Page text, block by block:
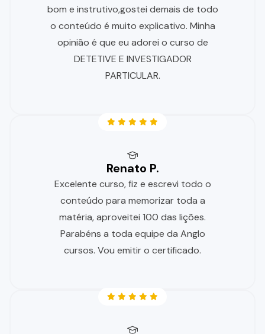
bom e instrutivo,gostei demais de todo
o conteúdo é muito explicativo. Minha
opinião é que eu adorei o curso de
DETETIVE E INVESTIGADOR
PARTICULAR.
Renato P.
Excelente curso, fiz e escrevi todo o
conteúdo para memorizar toda a
matéria, aproveitei 100 das lições.
Parabéns a toda equipe da Anglo
cursos. Vou emitir o certificado.